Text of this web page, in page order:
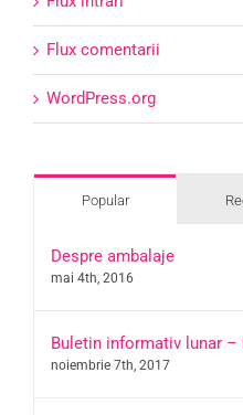
Flux comentarii
WordPress.org
Popular
Despre ambalaje
mai 4th, 2016
Buletin informativ lunar –
noiembrie 7th, 2017